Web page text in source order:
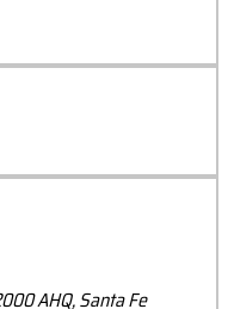
AHQ, Santa Fe